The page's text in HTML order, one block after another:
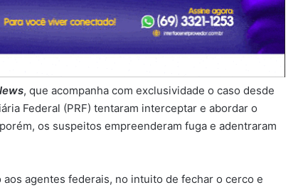
, que acompanha com exclusividade o caso desde
Federal (PRF) tentaram interceptar e abordar o
os suspeitos empreenderam fuga e adentraram
agentes federais, no intuito de fechar o cerco e